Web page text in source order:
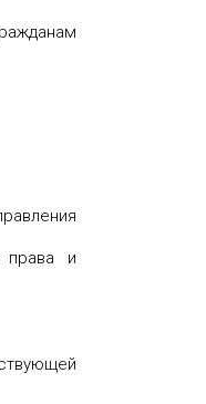
права и